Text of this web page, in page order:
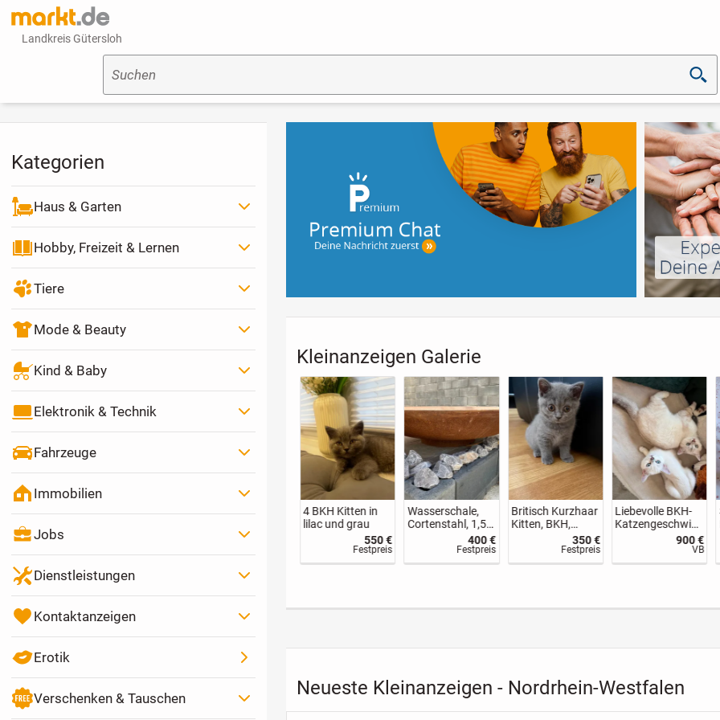
Landkreis Gütersloh
Suchen
Kleinanzeigen Galerie
1,5
400 €
Britisch Kurzhaar
Liebevolle BKH-
er abzugeben 🐾
Sehr schöner
Randol / BKH
500 €
VB
Britisch Kurzhaar
Kitten
500 €
VB
Fuxuan
Wellnessmassag
e Düsseldorf –
Mit neuer Kollegin
ab 28.06.
30 €
Festpreis
Unsere kleinen
Maine-Coon-
Schätze suchen
750 €
Festpreis
Kategorien
Haus & Garten
Hobby, Freizeit & Lernen
Tiere
Mode & Beauty
Kind & Baby
Elektronik & Technik
Fahrzeuge
Immobilien
Jobs
Dienstleistungen
Kontaktanzeigen
Erotik
Verschenken & Tauschen Neueste Kleinanzeigen - Nordrhein-Westfalen